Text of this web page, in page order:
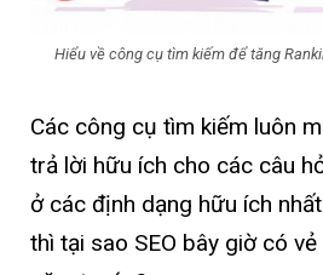
Hiểu về công cụ tìm kiếm để tăng
Các công cụ tìm kiếm luôn
trả lời hữu ích cho các câu
ở các định dạng hữu ích
thì tại sao SEO bây giờ có